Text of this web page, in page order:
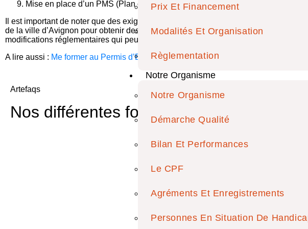
Prix Et Financement
Modalités Et Organisation
Règlementation
Notre Organisme
Notre Organisme
Démarche Qualité
Bilan Et Performances
Le CPF
Agréments Et Enregistrements
Personnes En Situation De
Mise en place d’un PMS (Plan de maîtrise Sanitaire)
Il est important de noter que des exigences peuvent varier selon les autorités
de la ville d’Avignon pour obtenir des informations sur les normes spécifiques. Il
modifications réglementaires qui peuvent intervenir au cours du temps.
A lire aussi : Me former au Permis d’Exploitation CHR sur Avignon
Artefaqs
Nos différentes formations